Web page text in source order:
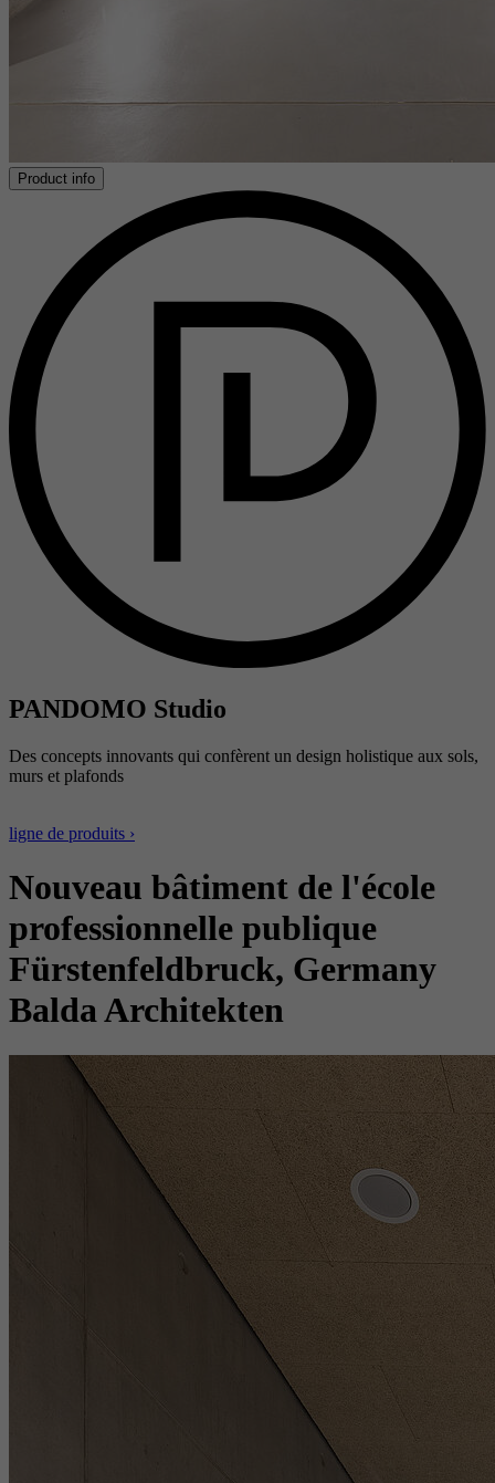
Product info
PANDOMO Studio
Des concepts innovants qui confèrent un design holistique aux sols,
murs et plafonds
ligne de produits ›
Nouveau bâtiment de l'école
professionnelle publique
Fürstenfeldbruck, Germany
Balda Architekten